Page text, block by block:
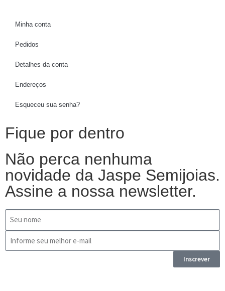
Minha conta
Pedidos
Detalhes da conta
Endereços
Esqueceu sua senha?
Fique por dentro
Não perca nenhuma
novidade da Jaspe Semijoias.
Assine a nossa newsletter.
Inscrever